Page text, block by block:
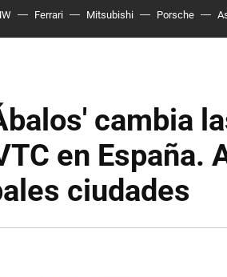
Ferrari Mitsubishi Porsche
cambia
en España.
ciudades